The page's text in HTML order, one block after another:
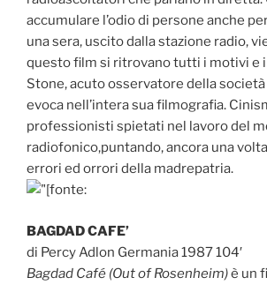
accumulare l’odio di persone anche
una sera, uscito dalla stazione radio,
questo film si ritrovano tutti i motivi e
Stone, acuto osservatore della
evoca nell’intera sua filmografia.
professionisti spietati nel lavoro del
radiofonico,puntando, ancora una
errori ed orrori della madrepatria.
BAGDAD CAFE’
di Percy Adlon Germania 1987 104′
Bagdad Café (Out of Rosenheim)è un